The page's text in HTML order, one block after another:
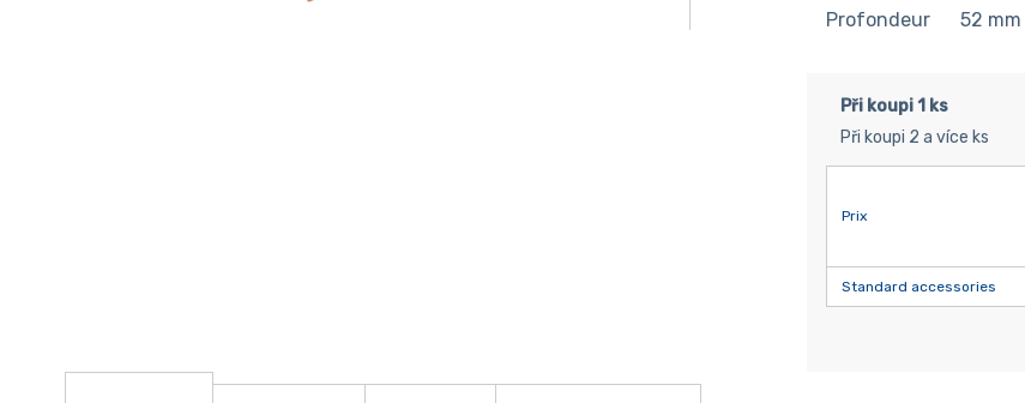
Profondeur
52 mm
Při koupi 1 ks
Při koupi 2 a více ks
Prix
Standard accessories